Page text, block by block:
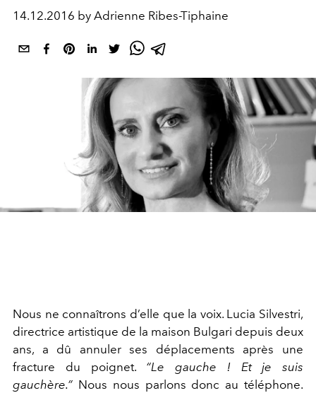
14.12.2016 by Adrienne Ribes-Tiphaine
Nous ne connaîtrons d’elle que la voix. Lucia Silvestri,
directrice artistique de la maison Bulgari depuis deux
ans, a dû annuler ses déplacements après une
fracture du poignet. “Le gauche ! Et je suis
gauchère.” Nous nous parlons donc au téléphone.